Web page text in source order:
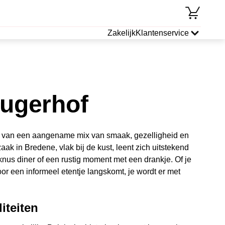
ZakelijkKlantenservice
een aangename mix van smaak, gezelligheid en
in Bredene, vlak bij de kust, leent zich uitstekend
diner of een rustig moment met een drankje. Of je
een informeel etentje langskomt, je wordt er met